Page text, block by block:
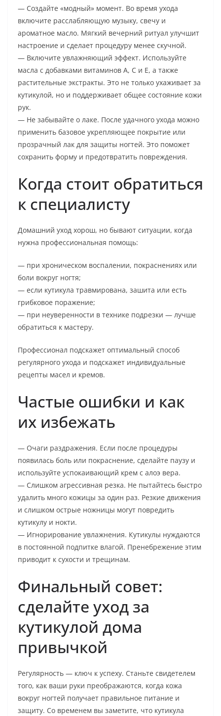
— Создайте «модный» момент. Во время ухода
включите расслабляющую музыку, свечу и
ароматное масло. Мягкий вечерний ритуал улучшит
настроение и сделает процедуру менее скучной.
— Включите увлажняющий эффект. Используйте
масла с добавками витаминов A, C и E, а также
растительные экстракты. Это не только ухаживает за
кутикулой, но и поддерживает общее состояние кожи
рук.
— Не забывайте о лаке. После удачного ухода можно
применить базовое укрепляющее покрытие или
прозрачный лак для защиты ногтей. Это поможет
сохранить форму и предотвратить повреждения.
Когда стоит обратиться
к специалисту
Домашний уход хорош, но бывают ситуации, когда
нужна профессиональная помощь:
— при хроническом воспалении, покраснениях или
боли вокруг ногтя;
— если кутикула травмирована, зашита или есть
грибковое поражение;
— при неуверенности в технике подрезки — лучше
обратиться к мастеру.
Профессионал подскажет оптимальный способ
регулярного ухода и подскажет индивидуальные
рецепты масел и кремов.
Частые ошибки и как
их избежать
— Очаги раздражения. Если после процедуры
появилась боль или покраснение, сделайте паузу и
используйте успокаивающий крем с алоэ вера.
— Слишком агрессивная резка. Не пытайтесь быстро
удалить много кожицы за один раз. Резкие движения
и слишком острые ножницы могут повредить
кутикулу и нокти.
— Игнорирование увлажнения. Кутикулы нуждаются
в постоянной подпитке влагой. Пренебрежение этим
приводит к сухости и трещинам.
Финальный совет:
сделайте уход за
кутикулой дома
привычкой
Регулярность — ключ к успеху. Станьте свидетелем
того, как ваши руки преображаются, когда кожа
вокруг ногтей получает правильное питание и
защиту. Со временем вы заметите, что кутикула